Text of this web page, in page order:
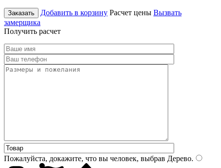
Заказать Добавить в корзину Расчет цены Вызвать
замерщика
Получить расчет
Пожалуйста, докажите, что вы человек, выбрав Дерево.